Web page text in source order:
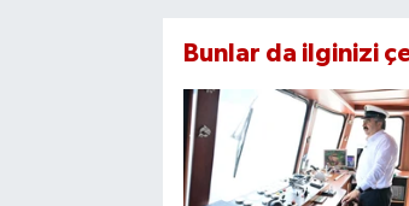
Bunlar da ilginizi